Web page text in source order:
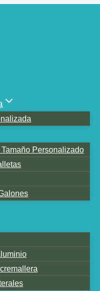
Personalizado
rollo?